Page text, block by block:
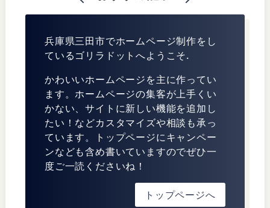
兵庫県三田市でホームページ制作をし
ているゴリラドットへようこそ.
かわいいホームページを主に作ってい
ます。ホームページの集客が上手くい
かない、サイトに新しい機能を追加し
たい！などカスタマイズや相談も承っ
ています。トップページにキャンペー
ンなども含め書いていますのでぜひ一
度ご一読くださいね！
トップページへ